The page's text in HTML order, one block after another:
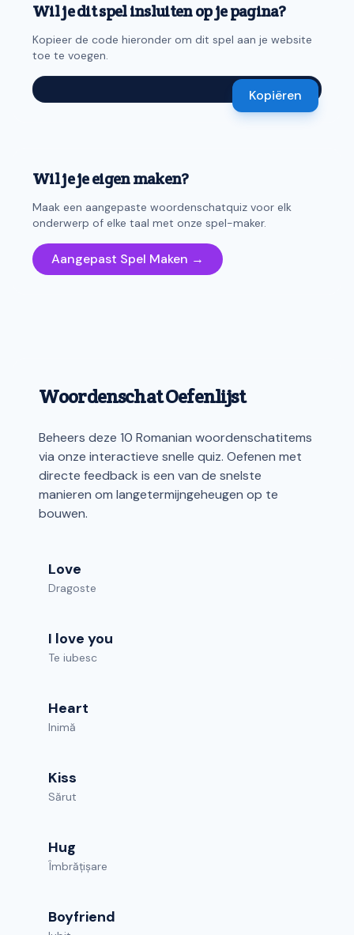
Wil je dit spel insluiten op je pagina?
Kopieer de code hieronder om dit spel aan je website
toe te voegen.
Kopiëren
Wil je je eigen maken?
Maak een aangepaste woordenschatquiz voor elk
onderwerp of elke taal met onze spel-maker.
Aangepast Spel Maken →
Woordenschat Oefenlijst
Beheers deze 10 Romanian woordenschatitems
via onze interactieve snelle quiz. Oefenen met
directe feedback is een van de snelste
manieren om langetermijngeheugen op te
bouwen.
Love
Dragoste
I love you
Te iubesc
Heart
Inimă
Kiss
Sărut
Hug
Îmbrățișare
Boyfriend